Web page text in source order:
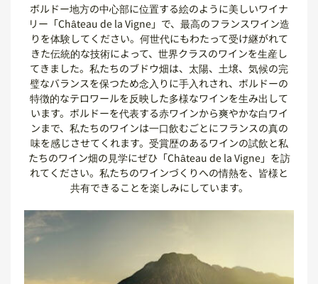
ボルドー地方の中心部に位置する絵のように美しいワイナ
リー「Château de la Vigne」で、最高のフランスワイン造
りを体験してください。何世代にもわたって受け継がれて
きた伝統的な技術によって、世界クラスのワインを生産し
てきました。私たちのブドウ畑は、太陽、土壌、気候の完
璧なバランスを保つため念入りに手入れされ、ボルドーの
特徴的なテロワールを反映した多様なワインを生み出して
います。ボルドーを代表する赤ワインから爽やかな白ワイ
ンまで、私たちのワインは一口飲むごとにフランスの真の
味を感じさせてくれます。受賞歴のあるワインの試飲と私
たちのワイン畑の見学にぜひ「Château de la Vigne」を訪
れてください。私たちのワインづくりへの情熱を、皆様と
共有できることを楽しみにしています。